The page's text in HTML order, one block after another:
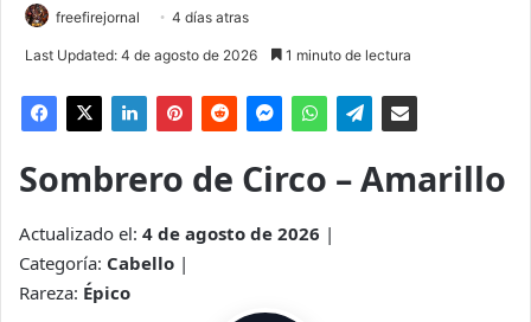
freefirejornal 4 días atras
Last Updated: 4 de agosto de 2026 1 minuto de lectura
Sombrero de Circo – Amarillo
Actualizado el: 4 de agosto de 2026 |
Categoría: Cabello |
Rareza: Épico